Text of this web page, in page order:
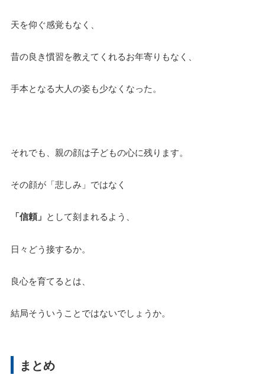
天を仰ぐ感覚もなく、
昔の良き慣習を教えてくれるお年寄りもなく、
手本となる大人の姿も少なくなった。
それでも、親の顔は子どもの心に残ります。
その顔が「悲しみ」ではなく
「信頼」 として刻まれるよう、
日々どう接するか。
良心を育てるとは、
結局そういうことではないでしょうか。
まとめ